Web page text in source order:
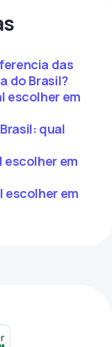
das
do Brasil?
escolher em
qual
escolher em
escolher em